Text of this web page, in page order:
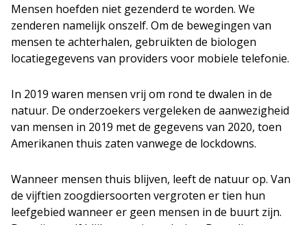
Mensen hoefden niet gezenderd te worden. We
zenderen namelijk onszelf. Om de bewegingen van
mensen te achterhalen, gebruikten de biologen
locatiegegevens van providers voor mobiele telefonie.
In 2019 waren mensen vrij om rond te dwalen in de
natuur. De onderzoekers vergeleken de aanwezigheid
van mensen in 2019 met de gegevens van 2020, toen
Amerikanen thuis zaten vanwege de lockdowns.
Wanneer mensen thuis blijven, leeft de natuur op. Van
de vijftien zoogdiersoorten vergroten er tien hun
leefgebied wanneer er geen mensen in de buurt zijn.